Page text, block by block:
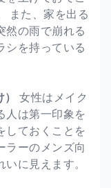
また、家を出る
然の雨で崩れる
シを持っている
女性はメイク
人は第一印象を
しておくことを
ラーのメンズ向
に見えます。